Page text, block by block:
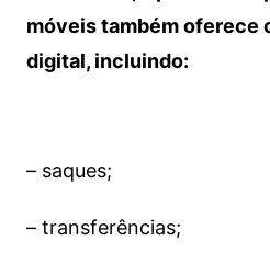
móveis também oferece
digital, incluindo:
– saques;
– transferências;